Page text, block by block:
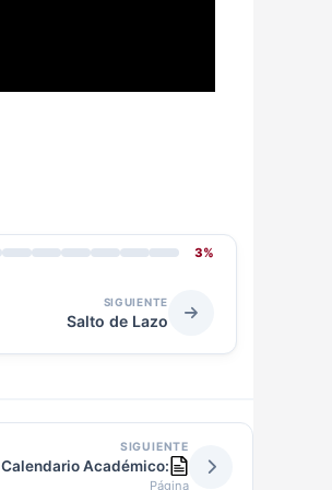
3%
SIGUIENTE
Salto de Lazo
SIGUIENTE
Calendario Académico:
Página